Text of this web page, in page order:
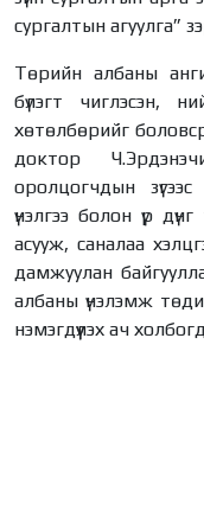
сургалтын агуулга”
Төрийн албаны
бүлэгт чиглэсэн,
хөтөлбөрийг
доктор
оролцогчдын зүгээс
үнэлгээ болон үр
асууж, саналаа
дамжуулан
албаны үнэлэмж
нэмэгдүүлэх ач